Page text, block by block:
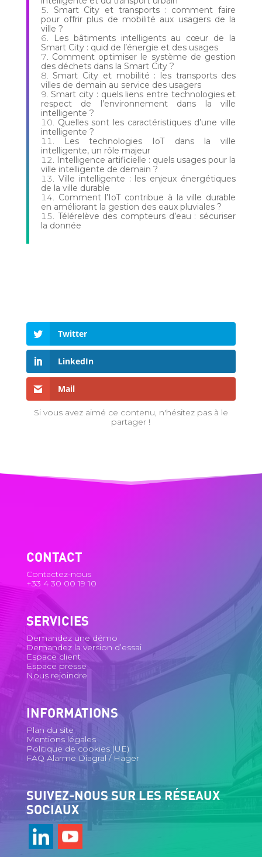
Smart City et transports : comment faire
pour offrir plus de mobilité aux usagers de la
ville ?
Les bâtiments intelligents au cœur de la
Smart City : quid de l’énergie et des usages
Comment optimiser le système de gestion
des déchets dans la Smart City ?
Smart City et mobilité : les transports des
villes de demain au service des usagers
Smart city : quels liens entre technologies et
respect de l’environnement dans la ville
intelligente ?
Quelles sont les caractéristiques d’une ville
intelligente ?
Les technologies IoT dans la ville
intelligente, un rôle majeur
Intelligence artificielle : quels usages pour la
ville intelligente de demain ?
Ville intelligente : les enjeux énergétiques
de la ville durable
Comment l’IoT contribue à la ville durable
en améliorant la gestion des eaux pluviales ?
Télérelève des compteurs d’eau : sécuriser
la donnée
Twitter
LinkedIn
Mail
Si vous avez aimé ce contenu, n'hésitez pas à le
partager !
CONTACT
Contactez-nous
+33 4 30 00 19 10
SERVICIES
Demandez une démo
Demandez la version d’essai
Espace client
Espace presse
Nous rejoindre
INFORMATIONS
Plan du site
Mentions légales
Politique de cookies (UE)
FAQ Alarme Diagral / Hager
SUIVEZ-NOUS SUR LES RÉSEAUX
SOCIAUX